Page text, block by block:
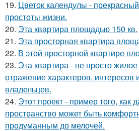
19. Цветок календулы -
простоты жизни.
20. Эта квартира площадью 150 кв.
21. Эта просторная квартира
22. В этой просторной квартире
23. Эта квартира - не просто
отражение характеров, интересов
владельцев.
24. Этот проект - пример того, как
пространство может быть
продуманным до мелочей.